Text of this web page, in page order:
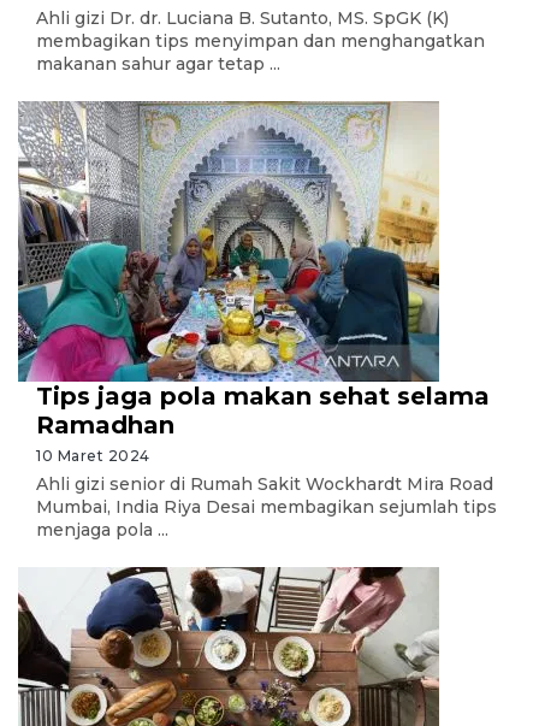
Ahli gizi Dr. dr. Luciana B. Sutanto, MS. SpGK (K)
membagikan tips menyimpan dan menghangatkan
makanan sahur agar tetap ...
Tips jaga pola makan sehat selama
Ramadhan
10 Maret 2024
Ahli gizi senior di Rumah Sakit Wockhardt Mira Road
Mumbai, India Riya Desai membagikan sejumlah tips
menjaga pola ...